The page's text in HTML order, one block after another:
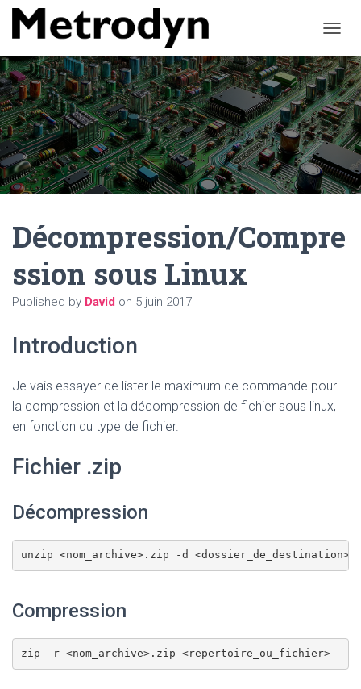
U
V
R
I
R
/
F
E
R
M
L
O
N
Décompression/Compre
ssion sous Linux
Published by David on 5 juin 2017
Introduction
Je vais essayer de lister le maximum de commande pour
la compression et la décompression de fichier sous linux,
en fonction du type de fichier.
Fichier .zip
Décompression
unzip <nom_archive>.zip -d <dossier_de_destination>
Compression
zip -r <nom_archive>.zip <repertoire_ou_fichier>